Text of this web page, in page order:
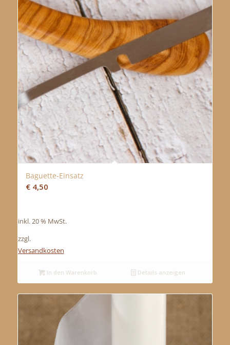
Baguette-Einsatz
€4,50
inkl. 20 % MwSt.
zzgl.
Versandkosten
In den Warenkorb Details anzeigen